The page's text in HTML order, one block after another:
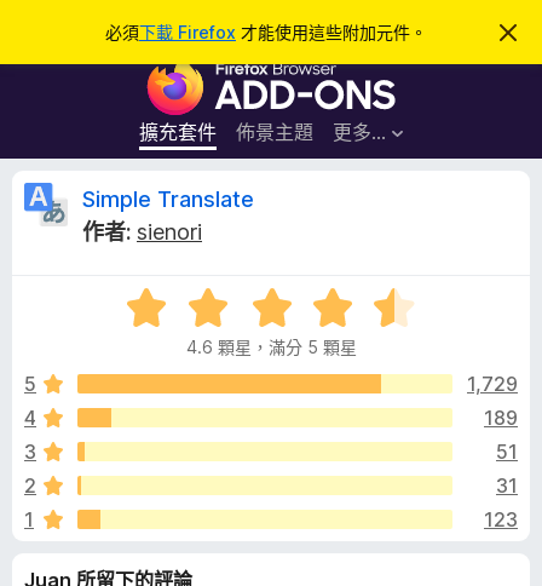
必須下載 Firefox 才能使用這些附加元件。
忽
此
F
r
e
覽
器
附
加
件
擴充套件 佈景主題 更多…
登入
S
p
l
e
T
Simple Translate
作者: sienori
評
價
.
分
滿
5
4.6 顆星，滿分 5 顆星
5
1,729
4
189
3
51
2
31
1
123
Juan 所留下的評論